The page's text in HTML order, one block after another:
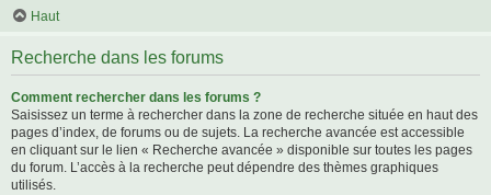
Haut
Recherche dans les forums
Comment rechercher dans les forums ?
Saisissez un terme à rechercher dans la zone de recherche située en haut des
pages d’index, de forums ou de sujets. La recherche avancée est accessible
en cliquant sur le lien « Recherche avancée » disponible sur toutes les pages
du forum. L’accès à la recherche peut dépendre des thèmes graphiques
utilisés.